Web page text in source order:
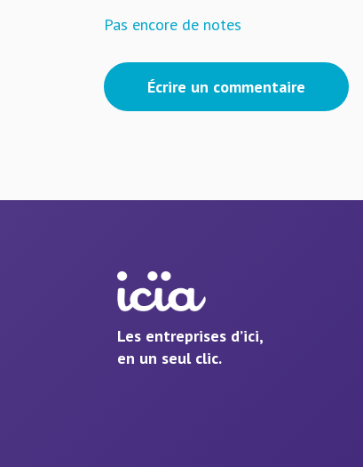
Pas encore de notes
Écrire un commentaire
Les entreprises d’ici,
en un seul clic.